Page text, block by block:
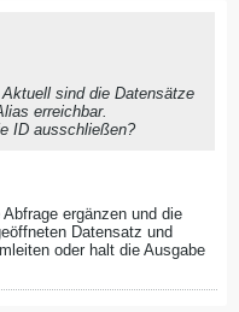
sind die Datensätze
erreichbar.
ID ausschließen?
ergänzen und die
Datensatz und
oder halt die Ausgabe